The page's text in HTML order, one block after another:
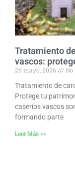
Tratamiento
vascos:
26 mayo, 2026
Tratamiento de
Protege tu
caseríos vascos
formando parte
Leer Más >>